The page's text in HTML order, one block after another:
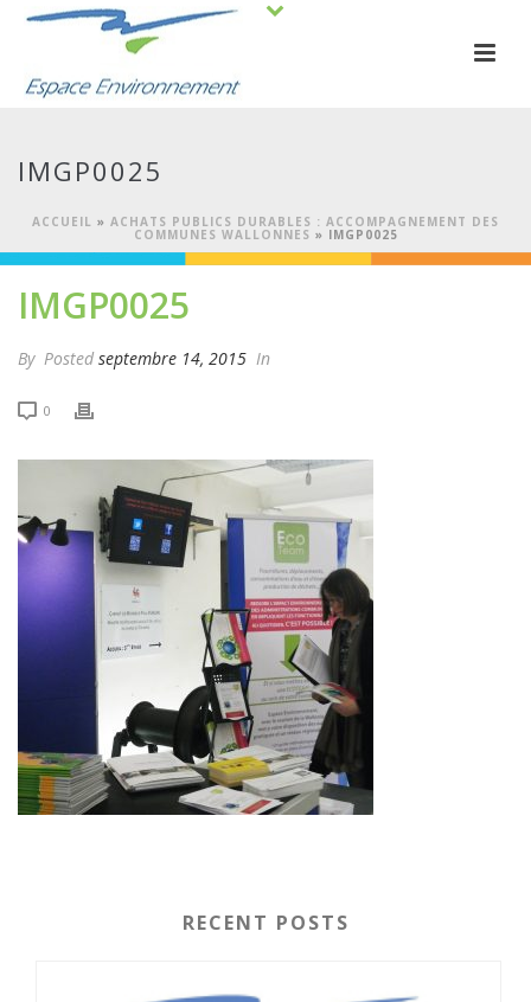
IMGP0025
ACCUEIL » ACHATS PUBLICS DURABLES : ACCOMPAGNEMENT DES
COMMUNES WALLONNES » IMGP0025
IMGP0025
By Posted septembre 14, 2015 In
0
RECENT POSTS